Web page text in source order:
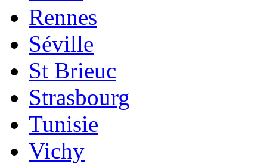
Rennes
Séville
St Brieuc
Strasbourg
Tunisie
Vichy